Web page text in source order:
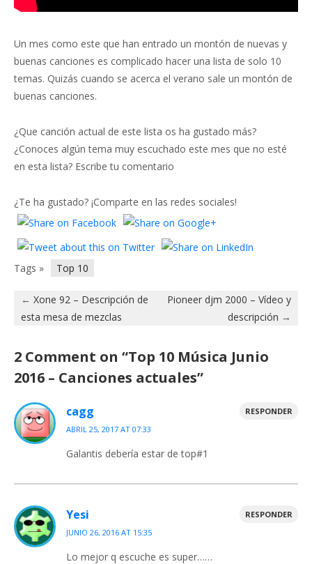
Un mes como este que han entrado un montón de nuevas y
buenas canciones es complicado hacer una lista de solo 10
temas. Quizás cuando se acerca el verano sale un montón de
buenas canciones.
¿Que canción actual de este lista os ha gustado más?
¿Conoces algún tema muy escuchado este mes que no esté
en esta lista? Escribe tu comentario
¿Te ha gustado? ¡Comparte en las redes sociales!
Tags » Top 10
← Xone 92 – Descripción de
esta mesa de mezclas
Pioneer djm 2000 – Vídeo y
descripción →
2 Comment on “Top 10 Música Junio
2016 – Canciones actuales”
cagg
ABRIL 25, 2017 AT 07:33
Galantis debería estar de top#1
RESPONDER
Yesi
JUNIO 26, 2016 AT 15:35
Lo mejor q escuche es super……
RESPONDER